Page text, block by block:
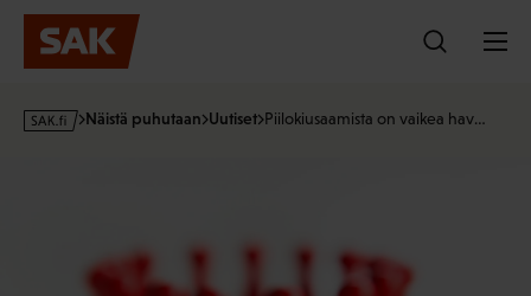
Hyppää
sisältöön
s
Näistä puhutaan Uutiset Piilokiusaamista on vaikea hav…